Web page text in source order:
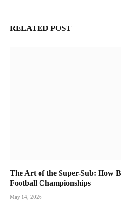
RELATED POST
The Art of the Super-Sub: How
Football Championships
May 14, 2026